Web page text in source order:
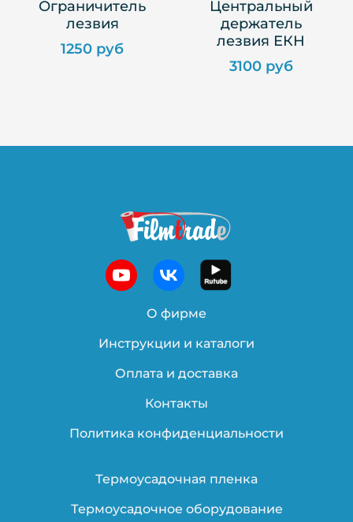
Ограничитель
лезвия
1250 руб
Центральный
держатель
лезвия ЕКН
3100 руб
О фирме
Инструкции и каталоги
Оплата и доставка
Контакты
Политика конфиденциальности
Термоусадочная пленка
Термоусадочное оборудование